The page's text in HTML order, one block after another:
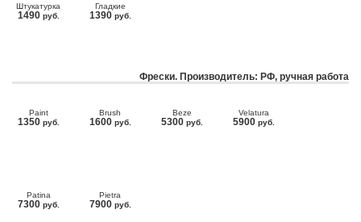
Штукатурка
1490 руб.
Гладкие
1390 руб.
Фрески. Производитель: РФ, ручная работа
Paint
1350 руб.
Brush
1600 руб.
Beze
5300 руб.
Velatura
5900 руб.
Patina
7300 руб.
Pietra
7900 руб.